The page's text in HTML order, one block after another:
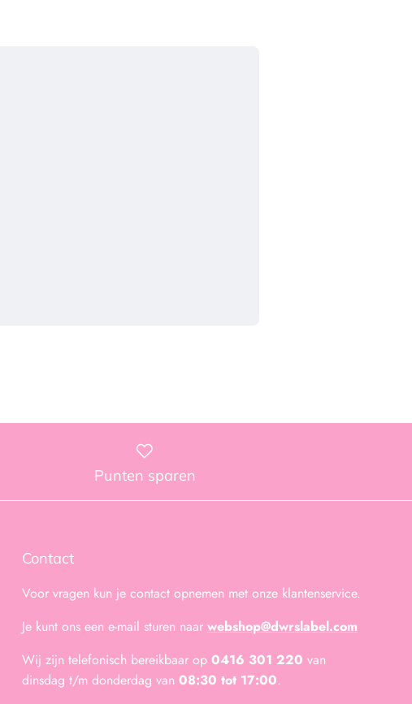
Punten sparen
Contact
Voor vragen kun je contact opnemen met onze klantenservice.
Je kunt ons een e-mail sturen naar webshop@dwrslabel.com
Wij zijn telefonisch bereikbaar op 0416 301 220 van
dinsdag t/m donderdag van 08:30 tot 17:00.